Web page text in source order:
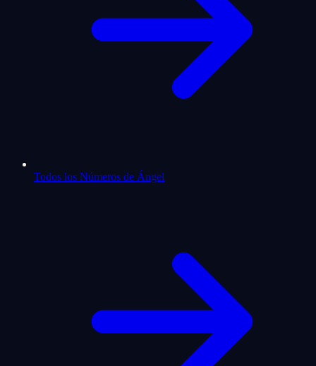
Todos los Números de Ángel